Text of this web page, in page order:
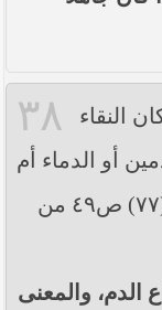
٣٨
النقاء
أو الدماء أم
لم يكن كذلك) الواردة في المسألة (٧٧) ص٤٩ من
الدم، والمعنى